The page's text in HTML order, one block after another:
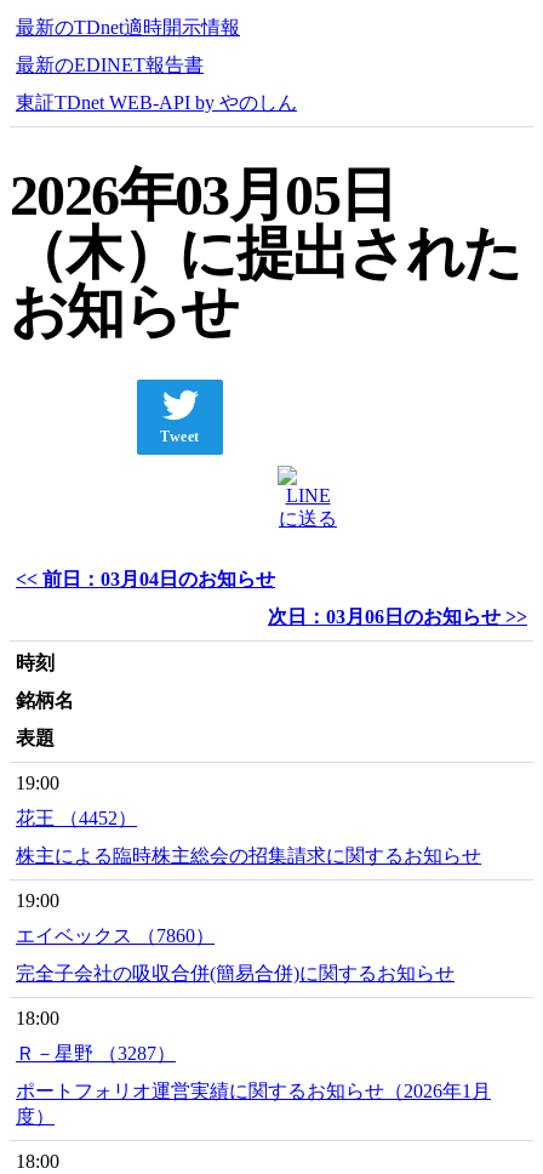
最新のTDnet適時開示情報
最新のEDINET報告書
東証TDnet WEB-API by やのしん
2026年03月05日
（木）に提出された
お知らせ
Tweet
<< 前日：03月04日のお知らせ
次日：03月06日のお知らせ >>
時刻
銘柄名
表題
19:00
花王 （4452）
株主による臨時株主総会の招集請求に関するお知らせ
19:00
エイベックス （7860）
完全子会社の吸収合併(簡易合併)に関するお知らせ
18:00
Ｒ－星野 （3287）
ポートフォリオ運営実績に関するお知らせ（2026年1月
度）
18:00